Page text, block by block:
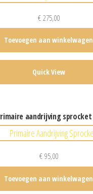
€275,00
Toevoegen aan winkelwagen
Quick View
primaire aandrijving sprocket
€95,00
Toevoegen aan winkelwagen